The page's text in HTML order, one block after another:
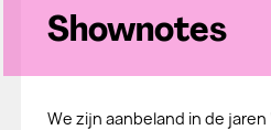
Shownotes
We zijn aanbeland in de jaren